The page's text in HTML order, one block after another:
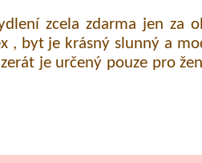
zcela zdarma jen za
, byt je krásný slunný a
je určený pouze pro